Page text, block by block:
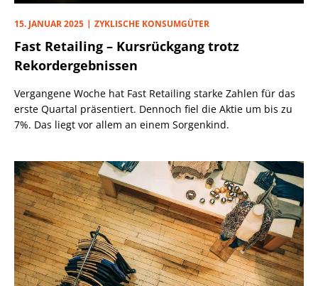
15. JANUAR 2025 ZYKLISCHE KONSUMGÜTER
Fast Retailing – Kursrückgang trotz
Rekordergebnissen
Vergangene Woche hat Fast Retailing starke Zahlen für das
erste Quartal präsentiert. Dennoch fiel die Aktie um bis zu
7%. Das liegt vor allem an einem Sorgenkind.